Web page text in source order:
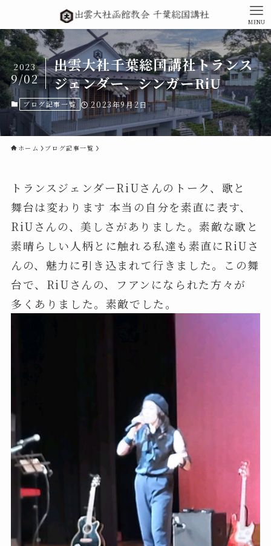
MENU
出雲大社千葉総国講社トランス
ジェンダー、シンガーRiU
2023
9/02
ブログ記事一覧 2023年9月2日
ホーム ブログ記事一覧
トランスジェンダーRiUさんのトーク、歌と
舞台は変わります 本当の自分を素直に表す、
RiUさんの、美しさがありました。素敵な歌と
素晴らしい人柄とに触れる私達も素直にRiUさ
んの、魅力に引き込まれて行きました。この舞
台で、RiUさんの、フアンになられた方々が
多くありました。素敵でした。